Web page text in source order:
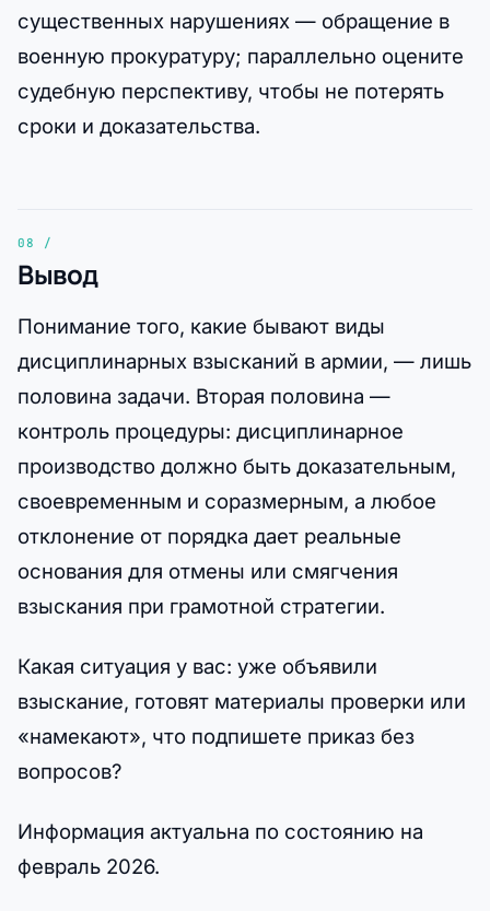
существенных нарушениях — обращение в
военную прокуратуру; параллельно оцените
судебную перспективу, чтобы не потерять
сроки и доказательства.
Вывод
Понимание того, какие бывают виды
дисциплинарных взысканий в армии, — лишь
половина задачи. Вторая половина —
контроль процедуры: дисциплинарное
производство должно быть доказательным,
своевременным и соразмерным, а любое
отклонение от порядка дает реальные
основания для отмены или смягчения
взыскания при грамотной стратегии.
Какая ситуация у вас: уже объявили
взыскание, готовят материалы проверки или
«намекают», что подпишете приказ без
вопросов?
Информация актуальна по состоянию на
февраль 2026.